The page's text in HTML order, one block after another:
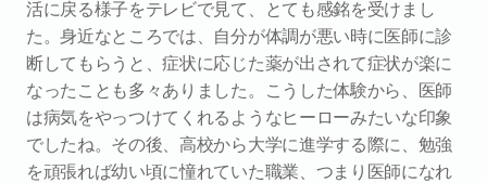
活に戻る様子をテレビで見て、とても感銘を受けまし
た。身近なところでは、自分が体調が悪い時に医師に診
断してもらうと、症状に応じた薬が出されて症状が楽に
なったことも多々ありました。こうした体験から、医師
は病気をやっつけてくれるようなヒーローみたいな印象
でしたね。その後、高校から大学に進学する際に、勉強
を頑張れば幼い頃に憧れていた職業、つまり医師になれ